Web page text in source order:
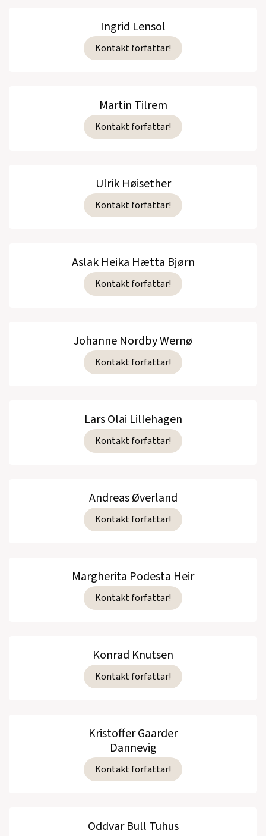
Ingrid Lensol
Kontakt forfattar!
Martin Tilrem
Kontakt forfattar!
Ulrik Høisether
Kontakt forfattar!
Aslak Heika Hætta Bjørn
Kontakt forfattar!
Johanne Nordby Wernø
Kontakt forfattar!
Lars Olai Lillehagen
Kontakt forfattar!
Andreas Øverland
Kontakt forfattar!
Margherita Podesta Heir
Kontakt forfattar!
Konrad Knutsen
Kontakt forfattar!
Kristoffer Gaarder
Dannevig
Kontakt forfattar!
Oddvar Bull Tuhus